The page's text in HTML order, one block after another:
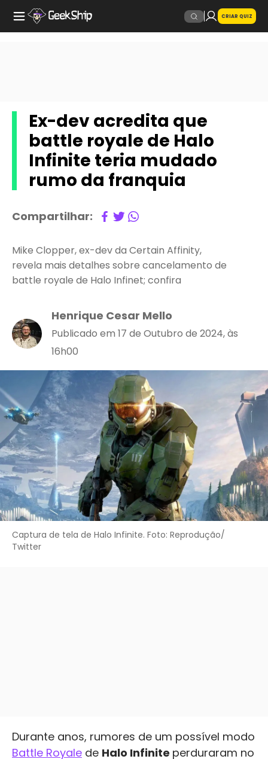
CRIAR QUIZ
Ex-dev acredita que
battle royale de Halo
Infinite teria mudado
rumo da franquia
Compartilhar:
Mike Clopper, ex-dev da Certain Affinity,
revela mais detalhes sobre cancelamento de
battle royale de Halo Infinet; confira
Henrique Cesar Mello
Publicado em 17 de Outubro de 2024, às
16h00
Captura de tela de Halo Infinite. Foto: Reprodução/
Twitter
Durante anos, rumores de um possível modo
Battle Royale de Halo Infinite perduraram no